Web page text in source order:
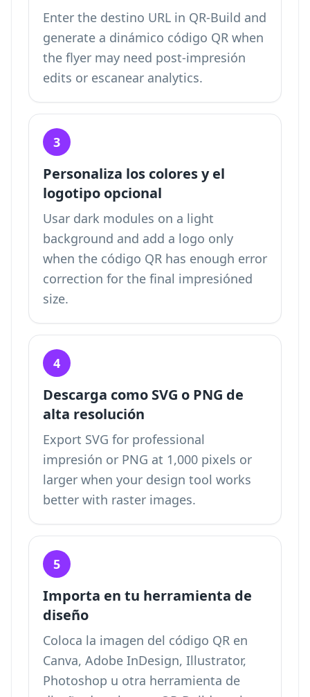
Enter the destino URL in QR-Build and
generate a dinámico código QR when
the flyer may need post-impresión
edits or escanear analytics.
3
Personaliza los colores y el
logotipo opcional
Usar dark modules on a light
background and add a logo only
when the código QR has enough error
correction for the final impresióned
size.
4
Descarga como SVG o PNG de
alta resolución
Export SVG for professional
impresión or PNG at 1,000 pixels or
larger when your design tool works
better with raster images.
5
Importa en tu herramienta de
diseño
Coloca la imagen del código QR en
Canva, Adobe InDesign, Illustrator,
Photoshop u otra herramienta de